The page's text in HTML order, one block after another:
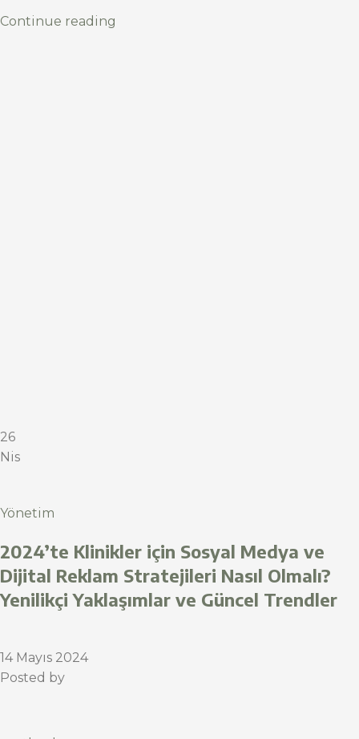
Continue reading
26
Nis
Yönetim
2024’te Klinikler için Sosyal Medya ve
Dijital Reklam Stratejileri Nasıl Olmalı?
Yenilikçi Yaklaşımlar ve Güncel Trendler
14 Mayıs 2024
Posted by